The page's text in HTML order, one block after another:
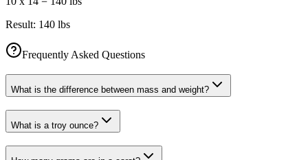
Result: 140 lbs
Frequently Asked Questions
What is the difference between mass and weight?
What is a troy ounce?